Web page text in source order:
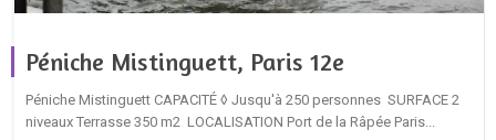
Péniche Mistinguett, Paris 12e
Péniche Mistinguett CAPACITÉ ◊ Jusqu'à 250 personnes SURFACE 2
niveaux Terrasse 350 m2 LOCALISATION Port de la Râpée Paris...